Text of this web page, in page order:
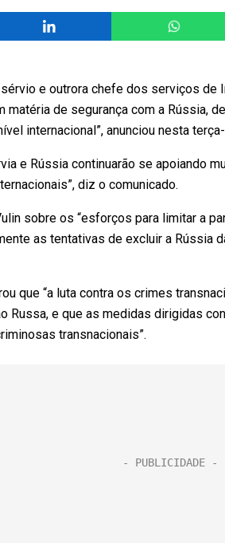
e outrora chefe dos serviços de
matéria de segurança com a Rússia,
internacional”, anunciou nesta
e Rússia continuarão se apoiando
diz o comunicado.
sobre os “esforços para limitar a
as tentativas de excluir a Rússia
que “a luta contra os crimes
Russa, e que as medidas dirigidas
transnacionais”.